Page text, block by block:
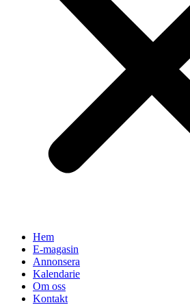
Hem
E-magasin
Annonsera
Kalendarie
Om oss
Kontakt